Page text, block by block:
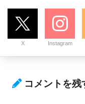
X Instagram
コメントを残